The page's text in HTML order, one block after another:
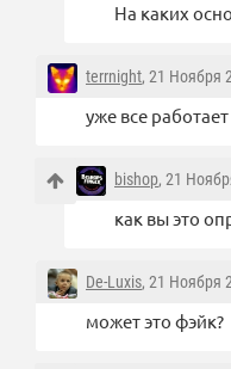
На каких
terrnight, 21 Ноября
уже все
bishop, 21
как вы это
De-Luxis, 21 Ноября
может это фэйк?